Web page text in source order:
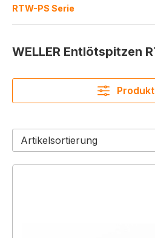
RTW-PS Serie
WELLER Entlötspitzen